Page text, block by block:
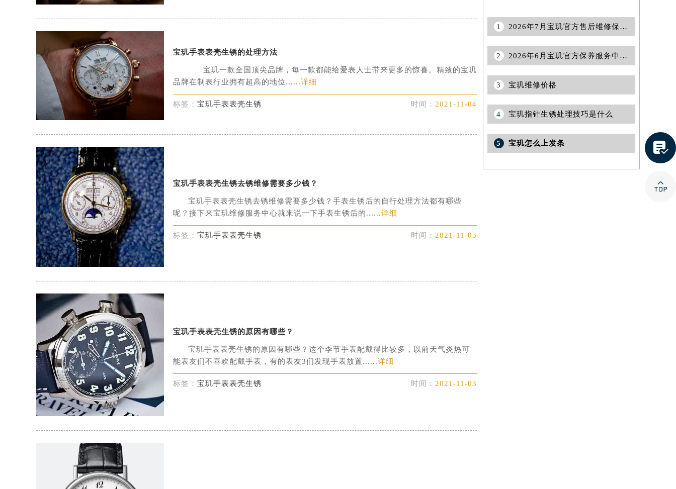
宝玑手表表壳生锈的处理方法
宝玑一款全国顶尖品牌，每一款都能给爱表人士带来更多的惊喜。精致的宝玑
品牌在制表行业拥有超高的地位......详细
标签： 宝玑手表表壳生锈 时间： 2021-11-04
宝玑手表表壳生锈去锈维修需要多少钱？
宝玑手表表壳生锈去锈维修需要多少钱？手表生锈后的自行处理方法都有哪些
呢？接下来宝玑维修服务中心就来说一下手表生锈后的......详细
标签： 宝玑手表表壳生锈 时间： 2021-11-03
宝玑手表表壳生锈的原因有哪些？
宝玑手表表壳生锈的原因有哪些？这个季节手表配戴得比较多，以前天气炎热可
能表友们不喜欢配戴手表，有的表友3们发现手表放置......详细
标签： 宝玑手表表壳生锈 时间： 2021-11-03
1 2026年7月宝玑官方售后维修保养网点重新规划补充通知（迁址新开）文本内容
2 2026年6月宝玑官方保养服务中心维修点搬迁及增设补充确认终稿
3 宝玑维修价格
4 宝玑指针生锈处理技巧是什么
5 宝玑怎么上发条 
